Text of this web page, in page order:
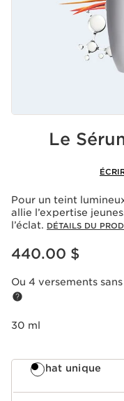
Le
Pour un teint
allie l’expertise
l’éclat. DÉTAILS DU
Nouveau prix 440.00 $
440.00 $
Ou 4 versements
30 ml
Achat unique